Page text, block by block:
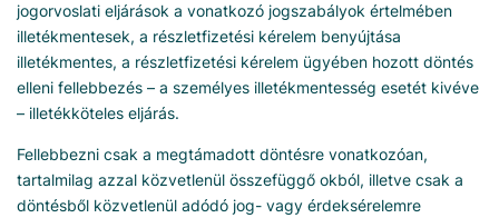
jogorvoslati eljárások a vonatkozó jogszabályok értelmében
illetékmentesek, a részletfizetési kérelem benyújtása
illetékmentes, a részletfizetési kérelem ügyében hozott döntés
elleni fellebbezés – a személyes illetékmentesség esetét kivéve
– illetékköteles eljárás.
Fellebbezni csak a megtámadott döntésre vonatkozóan,
tartalmilag azzal közvetlenül összefüggő okból, illetve csak a
döntésből közvetlenül adódó jog- vagy érdeksérelemre